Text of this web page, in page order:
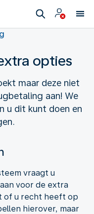
opties
maar deze niet
aan! We
u dit kunt doen en
vraagt u
voor de extra
of u recht heeft op
hierover, maar